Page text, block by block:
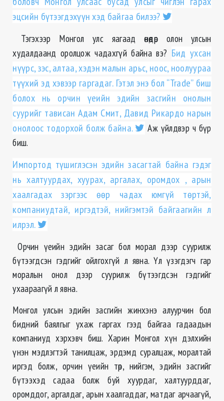
эцсийн бүтээгдэхүүн хэд байгаа билээ?
Тэгэхээр Монгол улс яагаад өнөөдөр олон улсын
худалдаанд оролцож чадахгүй байна вэ? Бид ухсан
нүүрс, зэс, алтаа, хэдэн малын арьс, ноос, ноолуураа
түүхий эд хэвээр гаргадаг. Гэтэл энэ бол “Trade” биш
болох нь орчин үеийн эдийн засгийн онолын
суурийг тависан Адам Смит, Давид Рикардо нарын
онолоос тодорхой болж байна.
Аж үйлдвэр ч бүр
биш.
Импортод түшиглэсэн эдийн засагтай байна гэдэг
нь халтуурдах, хуурах, аргалах, оромдох , арын
хаалгадах зэргээс өөр чадах юмгүй төртэй,
компаниудтай, иргэдтэй, нийгэмтэй байгаагийн л
илрэл.
Орчин үеийн эдийн засаг бол морал дээр суурилж
бүтээгдсэн гэдгийг ойлгохгүй л явна. Үл үзэгдэгч гар
моралын онол дээр суурилж бүтээгдсэн гэдгийг
ухаараагүй л явна.
Монгол улсын эдийн засгийн жинхэнэ алуурчин бол
бидний баялгыг ухаж гаргах гээд байгаа гадаадын
компаниуд хэрхэвч биш. Харин Монгол хүн дэлхийн
үнэн мэдлэгтэй танилцаж, эрдэмд суралцаж, моралтай
иргэд болж, орчин үеийн төр, нийгэм, эдийн засгийг
бүтээхэд садаа болж буй хуурдаг, халтуурддаг,
оромддог, аргалдаг, арын хаалгаддаг, матдаг арчаагүй,